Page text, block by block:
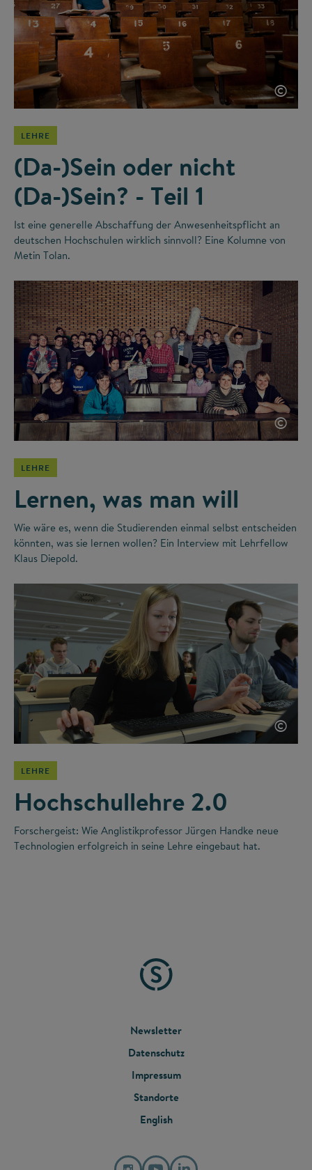
©
LEHRE
(Da-)Sein oder nicht
(Da-)Sein? - Teil 1
Ist eine generelle Abschaffung der Anwesenheitspflicht an
deutschen Hochschulen wirklich sinnvoll? Eine Kolumne von
Metin Tolan.
©
LEHRE
Lernen, was man will
Wie wäre es, wenn die Studierenden einmal selbst entscheiden
könnten, was sie lernen wollen? Ein Interview mit Lehrfellow
Klaus Diepold.
©
LEHRE
Hochschullehre 2.0
Forschergeist: Wie Anglistikprofessor Jürgen Handke neue
Technologien erfolgreich in seine Lehre eingebaut hat.
FOOTER
MENU
Newsletter
Datenschutz
Impressum
Standorte
English